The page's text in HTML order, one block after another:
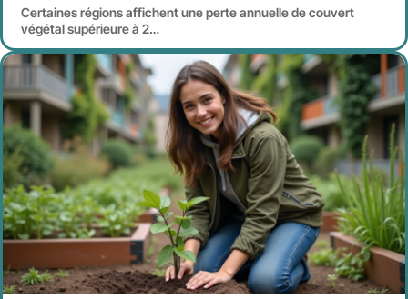
Certaines régions affichent une perte annuelle de couvert
végétal supérieure à 2…